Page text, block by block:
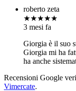
roberto zeta
★★★★★
3 mesi fa
Giorgia è il suo
Giorgia mi ha
ha anche
Recensioni Google
Vimercate.